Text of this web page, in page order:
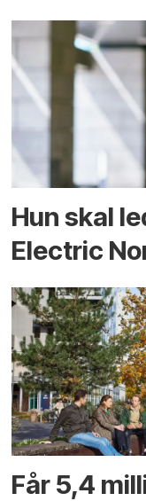
Hun skal
Electric
Får 5,4